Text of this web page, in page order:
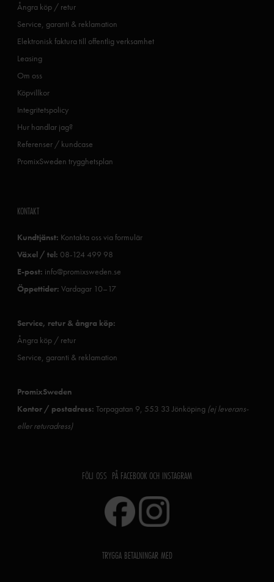
Ångra köp / retur
Service, garanti & reklamation
Elektronisk faktura till offentlig verksamhet
Leasing
Om oss
Köpvillkor
Integritetspolicy
Hur handlar jag?
Referenser / kundcase
PromixSweden trygghetsplan
KONTAKT
Kundtjänst: Kontakta oss via formulär
Växel / tel: 08-124 499 98
E-post: info@promixsweden.se
Öppettider: Vardagar 10–17
Service, retur & ångra köp:
Ångra köp / retur
Service, garanti & reklamation
PromixSweden
Kontor / postadress: Torpagatan 9, 553 33 Jönköping (ej leverans-
eller returadress)
FÖLJ OSS PÅ FACEBOOK OCH INSTAGRAM
TRYGGA BETALNINGAR MED